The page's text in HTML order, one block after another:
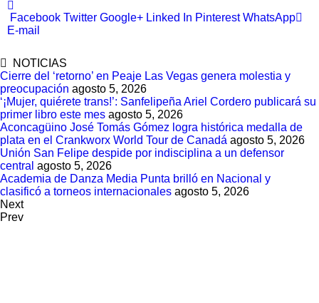
Facebook Twitter Google+ Linked In Pinterest WhatsApp
E-mail
NOTICIAS
Cierre del ‘retorno’ en Peaje Las Vegas genera molestia y
preocupación agosto 5, 2026
‘¡Mujer, quiérete trans!’: Sanfelipeña Ariel Cordero publicará su
primer libro este mes agosto 5, 2026
Aconcagüino José Tomás Gómez logra histórica medalla de
plata en el Crankworx World Tour de Canadá agosto 5, 2026
Unión San Felipe despide por indisciplina a un defensor
central agosto 5, 2026
Academia de Danza Media Punta brilló en Nacional y
clasificó a torneos internacionales agosto 5, 2026
Next
Prev